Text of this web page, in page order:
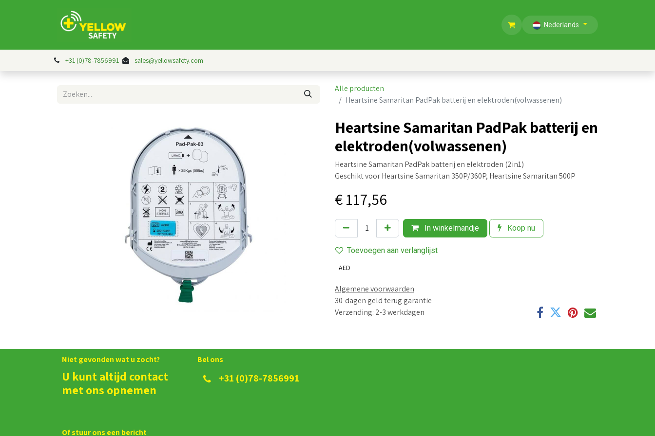
Nederlands
+31 (0)78-7856991 sales@yellowsafety.com
Alle producten
Heartsine Samaritan PadPak batterij en elektroden(volwassenen)
Heartsine Samaritan PadPak batterij en
elektroden(volwassenen)
Heartsine Samaritan PadPak batterij en elektroden (2in1)
Geschikt voor Heartsine Samaritan 350P/360P, Heartsine Samaritan 500P
€117,56
In winkelmandje Koop nu
Toevoegen aan verlanglijst
AED
Algemene voorwaarden
30-dagen geld terug garantie
Verzending: 2-3 werkdagen
Niet gevonden wat u zocht?
U kunt altijd contact
met ons opnemen
Bel ons
+31 (0)78-7856991
Of stuur ons een bericht